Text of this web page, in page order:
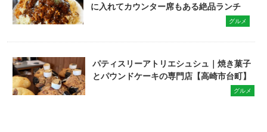
に入れてカウンター席もある絶品ランチ
グルメ
パティスリーアトリエシュシュ｜焼き菓子
とパウンドケーキの専門店【高崎市台町】
グルメ